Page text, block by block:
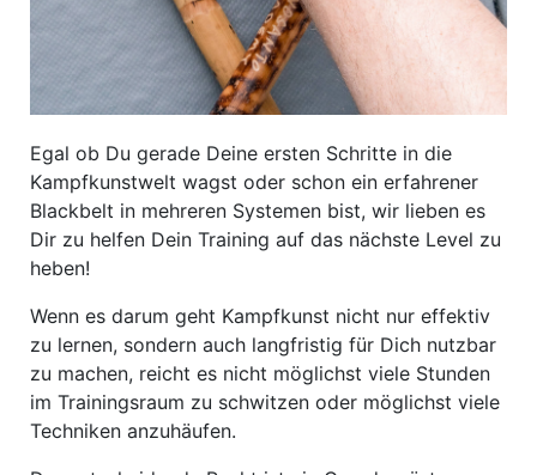
Egal ob Du gerade Deine ersten Schritte in die
Kampfkunstwelt wagst oder schon ein erfahrener
Blackbelt in mehreren Systemen bist, wir lieben es
Dir zu helfen Dein Training auf das nächste Level zu
heben!
Wenn es darum geht Kampfkunst nicht nur effektiv
zu lernen, sondern auch langfristig für Dich nutzbar
zu machen, reicht es nicht möglichst viele Stunden
im Trainingsraum zu schwitzen oder möglichst viele
Techniken anzuhäufen.